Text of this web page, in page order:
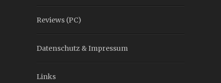
Reviews (PC)
Datenschutz & Impressum
Links